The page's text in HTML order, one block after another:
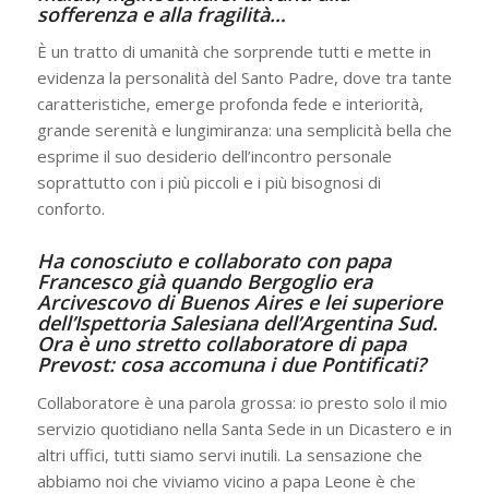
sofferenza e alla fragilità…
È un tratto di umanità che sorprende tutti e mette in
evidenza la personalità del Santo Padre, dove tra tante
caratteristiche, emerge profonda fede e interiorità,
grande serenità e lungimiranza: una semplicità bella che
esprime il suo desiderio dell’incontro personale
soprattutto con i più piccoli e i più bisognosi di
conforto.
Ha conosciuto e collaborato con papa
Francesco già quando Bergoglio era
Arcivescovo di Buenos Aires e lei superiore
dell’Ispettoria Salesiana dell’Argentina Sud.
Ora è uno stretto collaboratore di papa
Prevost: cosa accomuna i due Pontificati?
Collaboratore è una parola grossa: io presto solo il mio
servizio quotidiano nella Santa Sede in un Dicastero e in
altri uffici, tutti siamo servi inutili. La sensazione che
abbiamo noi che viviamo vicino a papa Leone è che